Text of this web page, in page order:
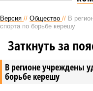
Версия // Общество // В
спорта по борьбе керешу
В регионе учреждены
борьбе керешу
Заткнуть за